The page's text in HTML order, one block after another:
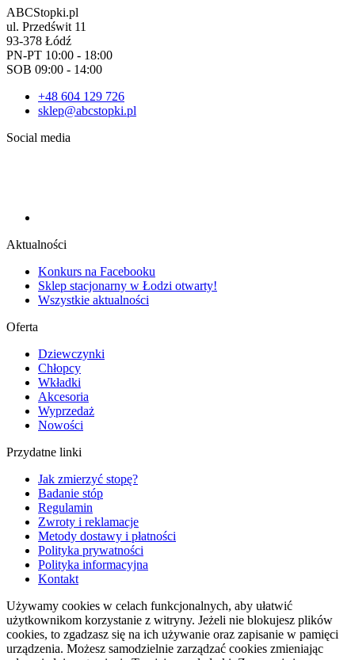
ABCStopki.pl
ul. Przedświt 11
93-378 Łódź
PN-PT 10:00 - 18:00
SOB 09:00 - 14:00
+48 604 129 726
sklep@abcstopki.pl
Social media
Aktualności
Konkurs na Facebooku
Sklep stacjonarny w Łodzi otwarty!
Wszystkie aktualności
Oferta
Dziewczynki
Chłopcy
Wkładki
Akcesoria
Wyprzedaż
Nowości
Przydatne linki
Jak zmierzyć stopę?
Badanie stóp
Regulamin
Zwroty i reklamacje
Metody dostawy i płatności
Polityka prywatności
Polityka informacyjna
Kontakt
Używamy cookies w celach funkcjonalnych, aby ułatwić
użytkownikom korzystanie z witryny. Jeżeli nie blokujesz plików
cookies, to zgadzasz się na ich używanie oraz zapisanie w pamięci
urządzenia. Możesz samodzielnie zarządzać cookies zmieniając